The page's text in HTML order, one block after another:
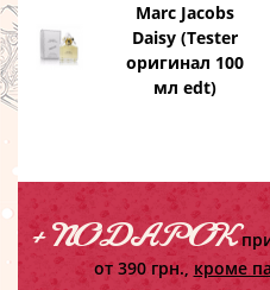
Marc Jacobs
Daisy (Tester
оригинал 100
мл edt)
+ ПОДАРОК
от 390 грн., кроме